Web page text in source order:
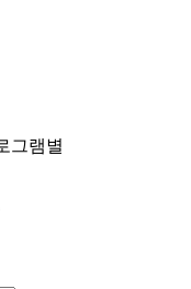
그램별